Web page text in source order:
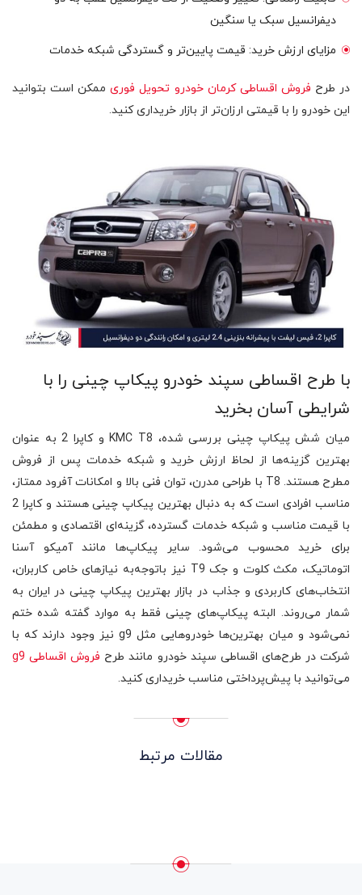
دیفرانسیل سبک یا سنگین
مزایای ارزش خرید: قیمت پایین‌تر و گستردگی شبکه خدمات
در طرح فروش اقساطی کرمان خودرو تحویل فوری ممکن است بتوانید
این خودرو را با قیمتی ارزان‌تر از بازار خریداری کنید.
با طرح اقساطی سپند خودرو پیکاپ چینی را با
شرایطی آسان بخرید
میان شش پیکاپ چینی بررسی شده، KMC T8 و کاپرا 2 به عنوان
بهترین گزینه‌ها از لحاظ ارزش خرید و شبکه خدمات پس از فروش
مطرح هستند. T8 با طراحی مدرن، توان فنی بالا و امکانات آفرود ممتاز،
مناسب افرادی است که به دنبال بهترین پیکاپ چینی هستند و کاپرا 2
با قیمت مناسب و شبکه خدمات گسترده، گزینه‌ای اقتصادی و مطمئن
برای خرید محسوب می‌شود. سایر پیکاپ‌ها مانند آمیکو آسنا
اتوماتیک، مکث کلوت و جک T9 نیز باتوجه‌به نیازهای خاص کاربران،
انتخاب‌های کاربردی و جذاب در بازار بهترین پیکاپ چینی در ایران به
شمار می‌روند. البته پیکاپ‌های چینی فقط به موارد گفته شده ختم
نمی‌شود و میان بهترین‌ها خودروهایی مثل g9 نیز وجود دارند که با
شرکت در طرح‌های اقساطی سپند خودرو مانند طرح فروش اقساطی g9
می‌توانید با پیش‌پرداختی مناسب خریداری کنید.
مقالات مرتبط